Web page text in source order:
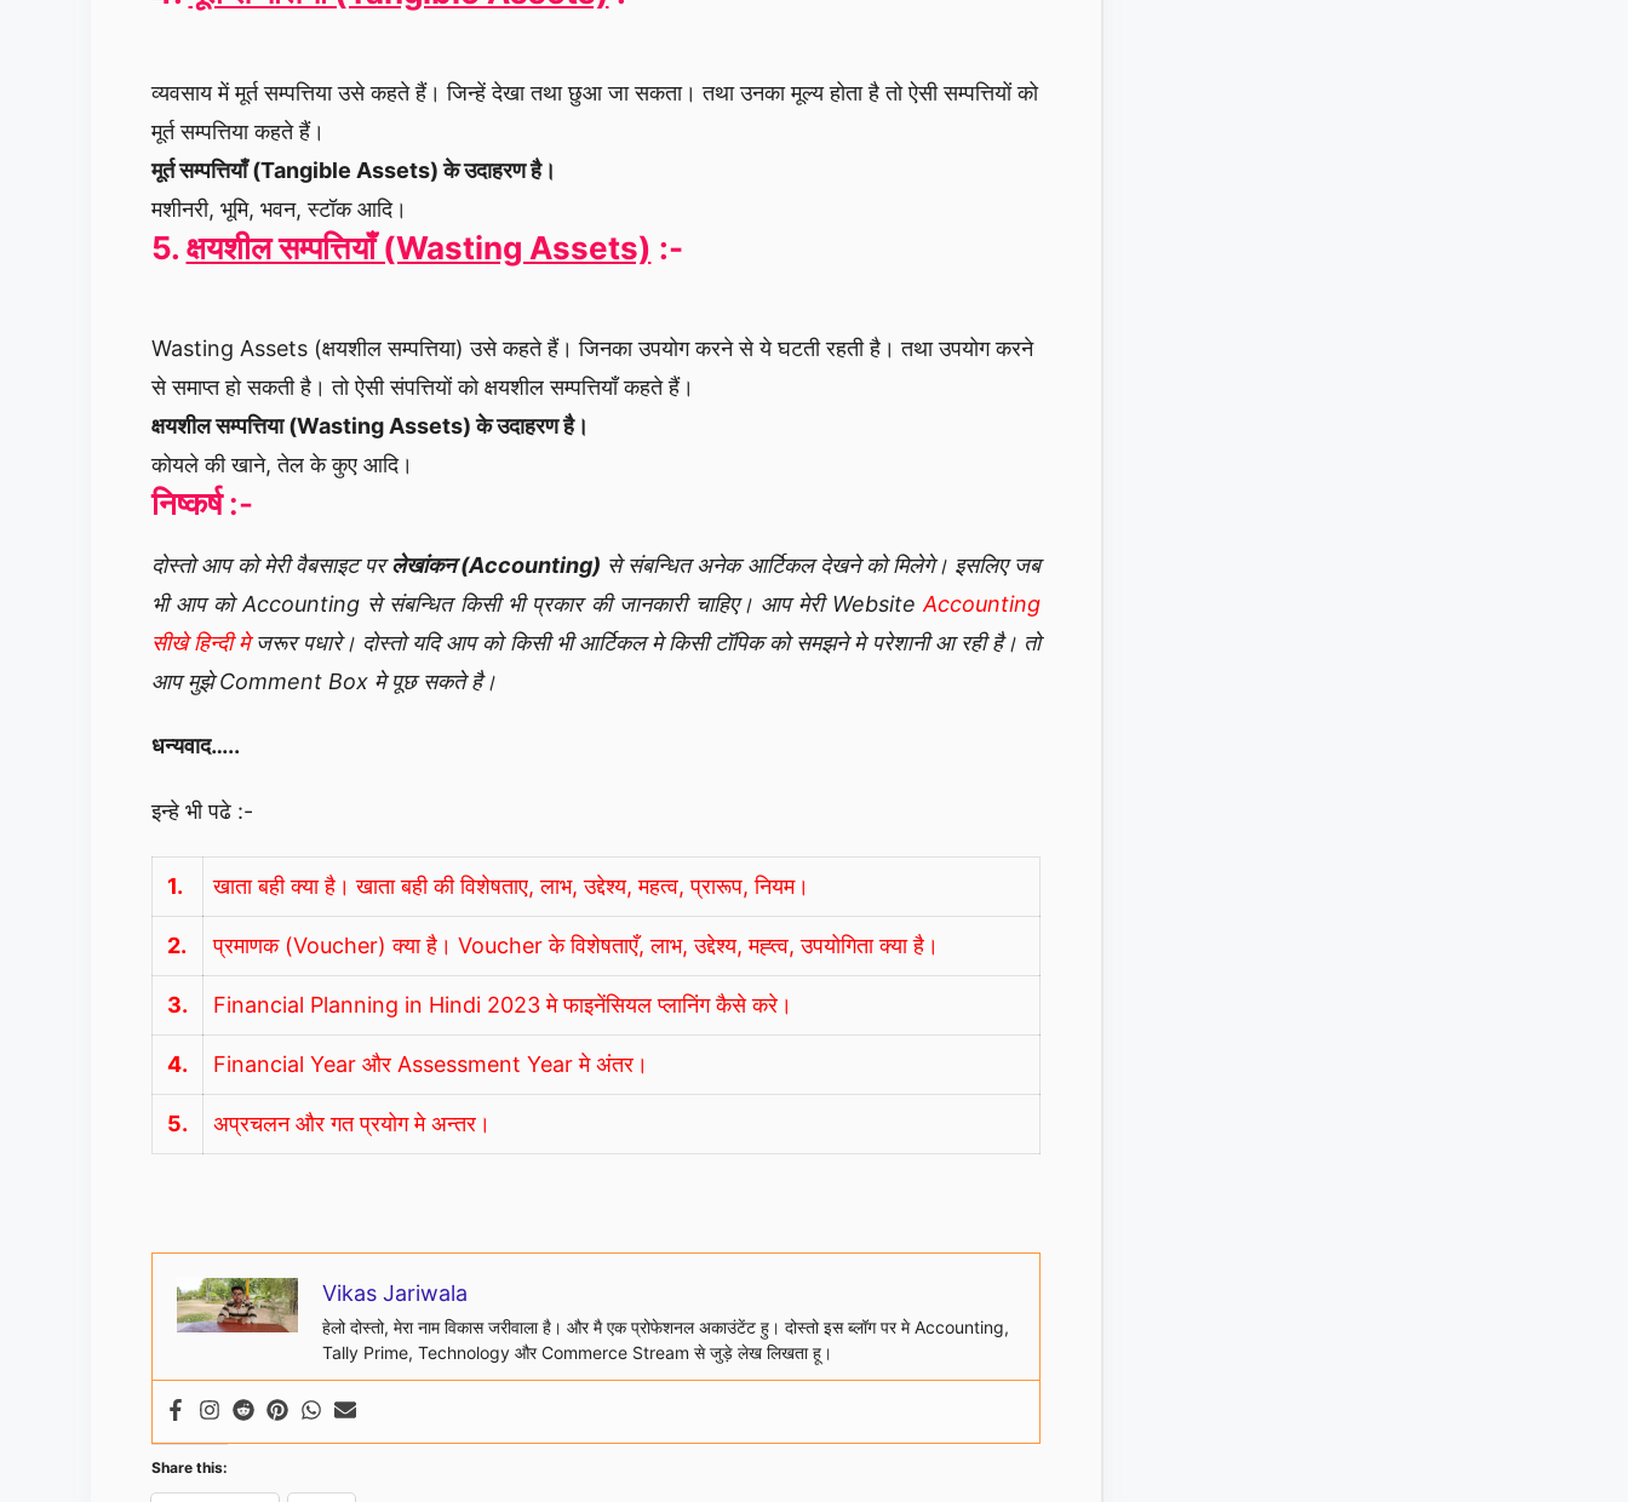
व्यवसाय में मूर्त सम्पत्तिया उसे कहते हैं। जिन्हें देखा तथा छुआ जा सकता। तथा उनका मूल्य होता है तो ऐसी सम्पत्तियों को
मूर्त सम्पत्तिया कहते हैं।
मूर्त सम्पत्तियाँ (Tangible Assets) के उदाहरण है।
मशीनरी, भूमि, भवन, स्टॉक आदि।
5. क्षयशील सम्पत्तियाँ (Wasting Assets) :-
Wasting Assets (क्षयशील सम्पत्तिया) उसे कहते हैं। जिनका उपयोग करने से ये घटती रहती है। तथा उपयोग करने
से समाप्त हो सकती है। तो ऐसी संपत्तियों को क्षयशील सम्पत्तियाँ कहते हैं।
क्षयशील सम्पत्तिया (Wasting Assets) के उदाहरण है।
कोयले की खाने, तेल के कुए आदि।
निष्कर्ष :-
दोस्तो आप को मेरी वैबसाइट परलेखांकन (Accounting) से संबन्धित अनेक आर्टिकल देखने को मिलेगे। इसलिए जब
भी आप को Accounting से संबन्धित किसी भी प्रकार की जानकारी चाहिए। आप मेरी Website Accounting
सीखे हिन्दी मेजरूर पधारे। दोस्तो यदि आप को किसी भी आर्टिकल मे किसी टॉपिक को समझने मे परेशानी आ रही है। तो
आप मुझे Comment Box मे पूछ सकते है।
धन्यवाद…..
इन्हे भी पढे :-
1. खाता बही क्या है। खाता बही की विशेषताए, लाभ, उद्देश्य, महत्व, प्रारूप, नियम।
2. प्रमाणक (Voucher) क्या है। Voucher के विशेषताएँ, लाभ, उद्देश्य, मह्त्व, उपयोगिता क्या है।
3. Financial Planning in Hindi 2023 मे फाइनेंसियल प्लानिंग कैसे करे।
4. Financial Year और Assessment Year मे अंतर।
5. अप्रचलन और गत प्रयोग मे अन्तर।
Vikas Jariwala
हेलो दोस्तो, मेरा नाम विकास जरीवाला है। और मै एक प्रोफेशनल अकाउंटेंट हु। दोस्तो इस ब्लॉग पर मे Accounting,
Tally Prime, Technology और Commerce Stream से जुड़े लेख लिखता हू।
Share this: